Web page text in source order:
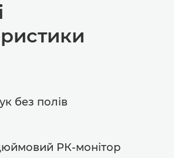
без полів
РК-монітор